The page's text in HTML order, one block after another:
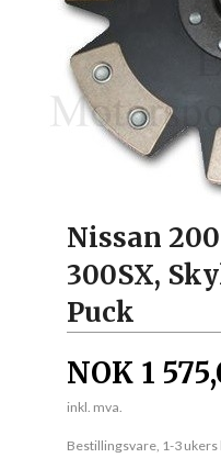
Nissan 200
300SX,
Puck
NOK 1
inkl. mva.
Bestillingsvare, 1-3 ukers